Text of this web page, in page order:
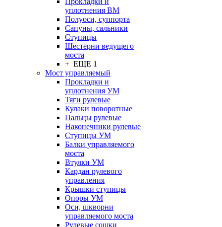
уплотнения ВМ
Полуоси, суппорта
Сапуны, сальники
Ступицы
Шестерни ведущего
моста
+ ЕЩЕ 1
Мост управляемый
Прокладки и
уплотнения УМ
Тяги рулевые
Кулаки поворотные
Пальцы рулевые
Наконечники рулевые
Ступицы УМ
Балки управляемого
моста
Втулки УМ
Кардан рулевого
управления
Крышки ступицы
Опоры УМ
Оси, шкворни
управляемого моста
Рулевые сошки